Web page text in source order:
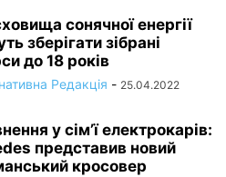
сонячної енергії
зберігати зібрані
до 18 років
Редакція - 25.04.2022
у сім’ї електрокарів:
представив новий
кросовер